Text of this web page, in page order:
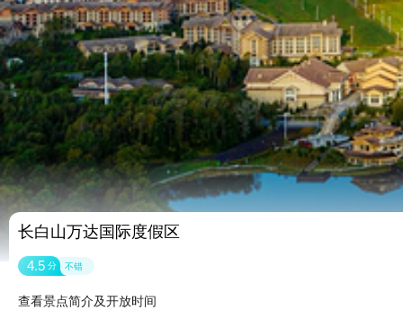
长白山万达国际度假区
4.5 分 不错
查看景点简介及开放时间